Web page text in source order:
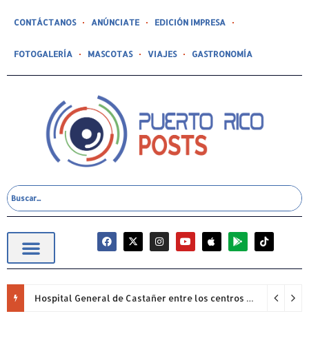
CONTÁCTANOS ANÚNCIATE EDICIÓN IMPRESA
FOTOGALERÍA MASCOTAS VIAJES GASTRONOMÍA
Hospital General de Castañer entre los centros de salud comunitarios con mejor desempeño clínico de Estados Unidos